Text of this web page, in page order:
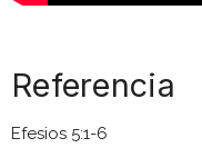
Referencia
Efesios 5:1-6